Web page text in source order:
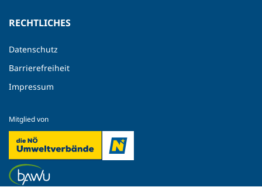
RECHTLICHES
Datenschutz
Barrierefreiheit
Impressum